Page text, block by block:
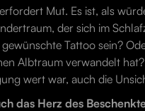
Mut. Es ist, als
der sich im
Tattoo sein?
Albtraum verwandelt
wert war, auch die
das Herz des